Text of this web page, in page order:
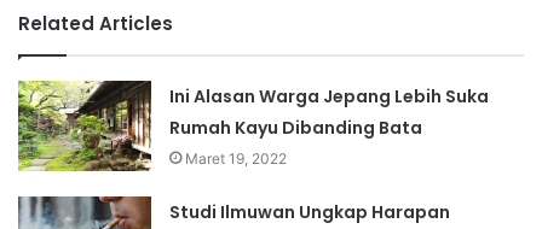
Related Articles
Ini Alasan Warga Jepang Lebih Suka
Rumah Kayu Dibanding Bata
Maret 19, 2022
Studi Ilmuwan Ungkap Harapan